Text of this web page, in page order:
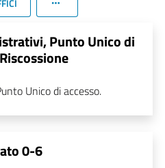
Punto Unico di
Unico di accesso.
0-6